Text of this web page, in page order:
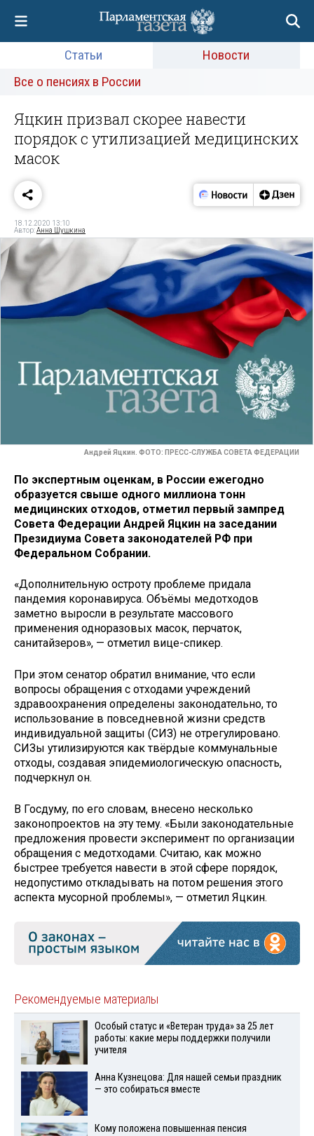
Статьи
Новости
Все о пенсиях в России
Яцкин призвал скорее навести
порядок с утилизацией медицинских
масок
18.12.2020 13:10
Автор:Анна Шушкина
Андрей Яцкин. ФОТО: ПРЕСС-СЛУЖБА СОВЕТА ФЕДЕРАЦИИ
По экспертным оценкам, в России ежегодно
образуется свыше одного миллиона тонн
медицинских отходов, отметил первый зампред
Совета Федерации Андрей Яцкин на заседании
Президиума Совета законодателей РФ при
Федеральном Собрании.
«Дополнительную остроту проблеме придала
пандемия коронавируса. Объёмы медотходов
заметно выросли в результате массового
применения одноразовых масок, перчаток,
санитайзеров», — отметил вице-спикер.
При этом сенатор обратил внимание, что если
вопросы обращения с отходами учреждений
здравоохранения определены законодательно, то
использование в повседневной жизни средств
индивидуальной защиты (СИЗ) не отрегулировано.
СИЗы утилизируются как твёрдые коммунальные
отходы, создавая эпидемиологическую опасность,
подчеркнул он.
В Госдуму, по его словам, внесено несколько
законопроектов на эту тему. «Были законодательные
предложения провести эксперимент по организации
обращения с медотходами. Считаю, как можно
быстрее требуется навести в этой сфере порядок,
недопустимо откладывать на потом решения этого
аспекта мусорной проблемы», — отметил Яцкин.
Рекомендуемые материалы
Особый статус и «Ветеран труда» за 25 лет
работы: какие меры поддержки получили
учителя
Анна Кузнецова: Для нашей семьи праздник
— это собираться вместе
Кому положена повышенная пенсия